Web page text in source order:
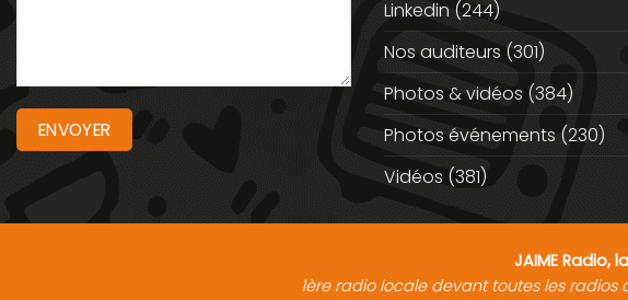
Linkedin (244)
Nos auditeurs (301)
Photos & vidéos (384)
Photos événements (230)
Vidéos (381)
JAIME Radio,
1ère radio locale devant toutes les